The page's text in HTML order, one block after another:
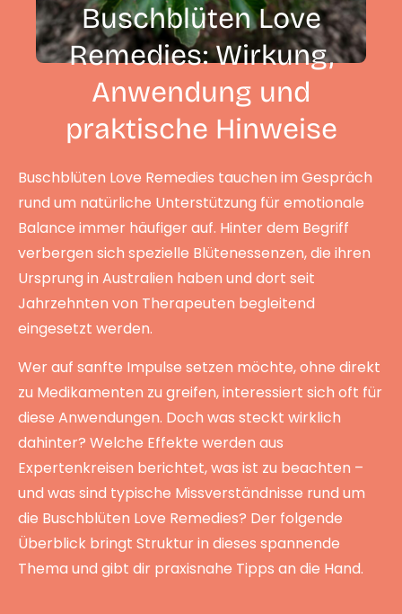
Buschblüten Love
Remedies: Wirkung,
Anwendung und
praktische Hinweise
Buschblüten Love Remedies tauchen im Gespräch
rund um natürliche Unterstützung für emotionale
Balance immer häufiger auf. Hinter dem Begriff
verbergen sich spezielle Blütenessenzen, die ihren
Ursprung in Australien haben und dort seit
Jahrzehnten von Therapeuten begleitend
eingesetzt werden.
Wer auf sanfte Impulse setzen möchte, ohne direkt
zu Medikamenten zu greifen, interessiert sich oft für
diese Anwendungen. Doch was steckt wirklich
dahinter? Welche Effekte werden aus
Expertenkreisen berichtet, was ist zu beachten –
und was sind typische Missverständnisse rund um
die Buschblüten Love Remedies? Der folgende
Überblick bringt Struktur in dieses spannende
Thema und gibt dir praxisnahe Tipps an die Hand.